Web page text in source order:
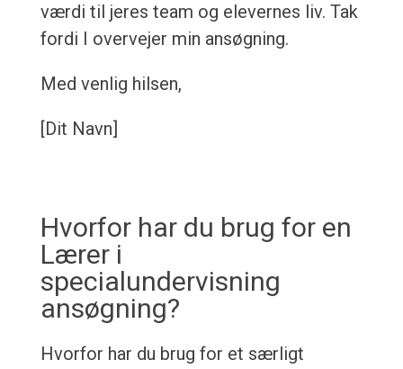
værdi til jeres team og elevernes liv. Tak
fordi I overvejer min ansøgning.
Med venlig hilsen,
[Dit Navn]
Hvorfor har du brug for en
Lærer i
specialundervisning
ansøgning?
Hvorfor har du brug for et særligt